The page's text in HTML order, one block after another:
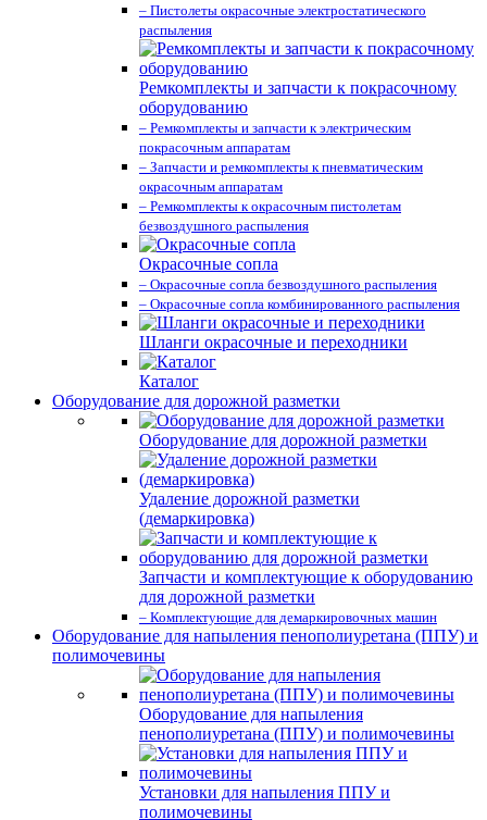
– Пистолеты окрасочные электростатического
распыления
Ремкомплекты и запчасти к покрасочному
оборудованию
– Ремкомплекты и запчасти к электрическим
покрасочным аппаратам
– Запчасти и ремкомплекты к пневматическим
окрасочным аппаратам
– Ремкомплекты к окрасочным пистолетам
безвоздушного распыления
Окрасочные сопла
– Окрасочные сопла безвоздушного распыления
– Окрасочные сопла комбинированного распыления
Шланги окрасочные и переходники
Каталог
Оборудование для дорожной разметки
Оборудование для дорожной разметки
Удаление дорожной разметки
(демаркировка)
Запчасти и комплектующие к оборудованию
для дорожной разметки
– Комплектующие для демаркировочных машин
Оборудование для напыления пенополиуретана (ППУ) и
полимочевины
Оборудование для напыления
пенополиуретана (ППУ) и полимочевины
Установки для напыления ППУ и
полимочевины